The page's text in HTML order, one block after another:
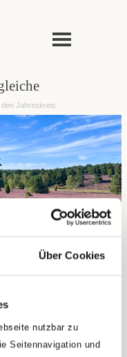
Über Cookies
nutzbar zu
Seitennavigation und
überspringen
Jahreskreis
2025